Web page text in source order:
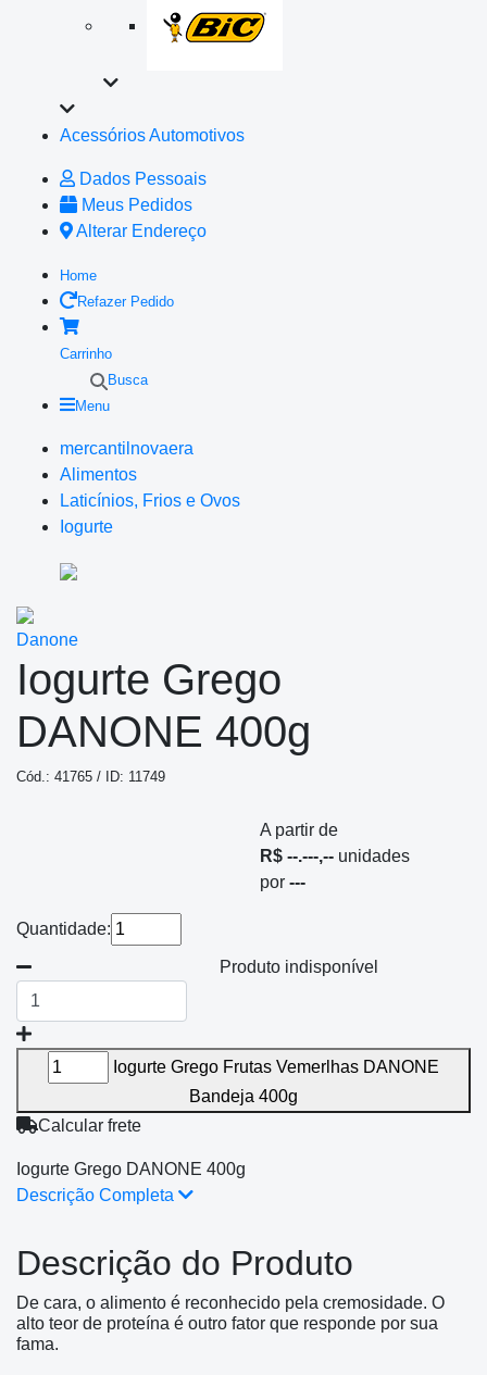
Acessórios Automotivos
Dados Pessoais
Meus Pedidos
Alterar Endereço
Home
Refazer Pedido
Carrinho
Busca
Menu
mercantilnovaera
Alimentos
Laticínios, Frios e Ovos
Iogurte
Danone
Iogurte Grego
DANONE 400g
Cód.: 41765 / ID: 11749
A partir de
R$ --.---,-- unidades
por ---
Quantidade:
Produto indisponível
Iogurte Grego Frutas Vemerlhas DANONE
Bandeja 400g
Calcular frete
Iogurte Grego DANONE 400g
Descrição Completa
Descrição do Produto
De cara, o alimento é reconhecido pela cremosidade. O
alto teor de proteína é outro fator que responde por sua
fama.